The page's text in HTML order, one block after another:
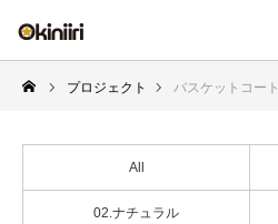
プロジェクト バスケットコート
All
02.ナチュラル